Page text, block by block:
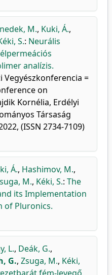
M., Kuki, Á.,
S.: Neurális
analízis.
Vegyészkonferencia =
on
Kornélia, Erdélyi
Társaság
(ISSN 2734-7109)
Á., Hashimov, M.,
M., Kéki, S.: The
its Implementation
Pluronics.
L., Deák, G.,
G., Zsuga, M., Kéki,